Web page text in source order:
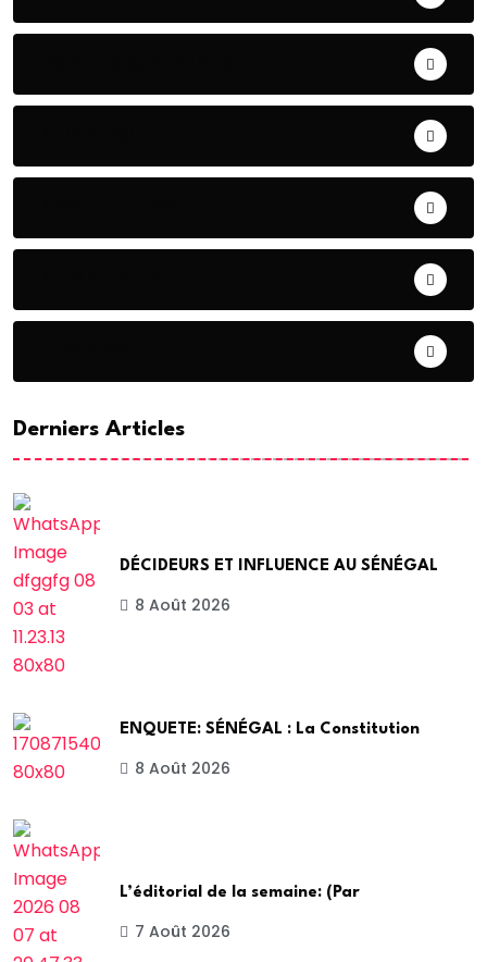
Derniers Articles
DÉCIDEURS ET INFLUENCE AU SÉNÉGAL
8 Août 2026
ENQUETE: SÉNÉGAL : La Constitution
8 Août 2026
L’éditorial de la semaine: (Par
7 Août 2026